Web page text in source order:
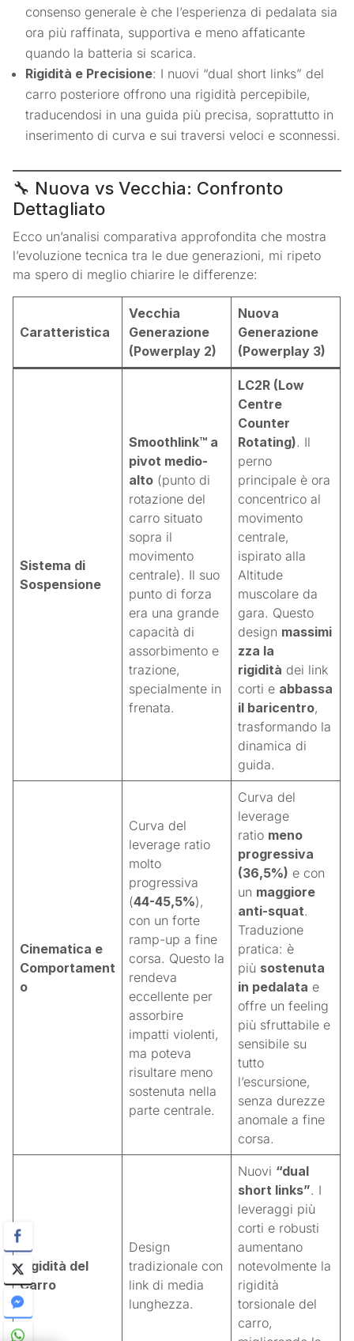
consenso generale è che l’esperienza di pedalata sia
ora più raffinata, supportiva e meno affaticante
quando la batteria si scarica.
Rigidità e Precisione: I nuovi “dual short links” del
carro posteriore offrono una rigidità percepibile,
traducendosi in una guida più precisa, soprattutto in
inserimento di curva e sui traversi veloci e sconnessi.
🔧 Nuova vs Vecchia: Confronto
Dettagliato
Ecco un’analisi comparativa approfondita che mostra
l’evoluzione tecnica tra le due generazioni, mi ripeto
ma spero di meglio chiarire le differenze:
Caratteristica
Vecchia
Generazione
(Powerplay 2)
Nuova
Generazione
(Powerplay 3)
Sistema di
Sospensione
Smoothlink™ a
pivot medio-
alto (punto di
rotazione del
carro situato
sopra il
movimento
centrale). Il suo
punto di forza
era una grande
capacità di
assorbimento e
trazione,
specialmente in
frenata.
LC2R (Low
Centre
Counter
Rotating). Il
perno
principale è ora
concentrico al
movimento
centrale,
ispirato alla
Altitude
muscolare da
gara. Questo
design massimi
zza la
rigidità dei link
corti e abbassa
il baricentro,
trasformando la
dinamica di
guida.
Cinematica e
Comportament
o
Curva del
leverage ratio
molto
progressiva
(44-45,5%),
con un forte
ramp-up a fine
corsa. Questo la
rendeva
eccellente per
assorbire
impatti violenti,
ma poteva
risultare meno
sostenuta nella
parte centrale.
Curva del
leverage
ratio meno
progressiva
(36,5%) e con
un maggiore
anti-squat.
Traduzione
pratica: è
più sostenuta
in pedalata e
offre un feeling
più sfruttabile e
sensibile su
tutto
l’escursione,
senza durezze
anomale a fine
corsa.
Rigidità del
Carro
Design
tradizionale con
link di media
lunghezza.
Nuovi “dual
short links”. I
leveraggi più
corti e robusti
aumentano
notevolmente la
rigidità
torsionale del
carro,